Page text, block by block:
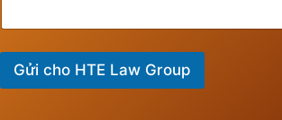
Gửi cho HTE Law Group